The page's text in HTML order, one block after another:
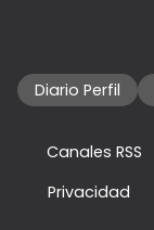
Diario Perfil
Canales RSS
Privacidad